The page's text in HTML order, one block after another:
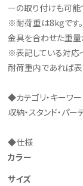
ーの取り付けも可能
※耐荷重は8kgです
金具を合わせた重量
※表記している対応
耐荷重内であれば表
◆カテゴリ・キーワー
収納・スタンド・パ
◆仕様
カラー
サイズ